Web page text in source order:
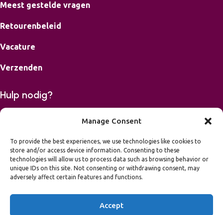
Manage Consent
To provide the best experiences, we use technologies like cookies to
store and/or access device information. Consenting to these
technologies will allow us to process data such as browsing behavior or
unique IDs on this site. Not consenting or withdrawing consent, may
adversely affect certain features and functions.
Accept
Meest gestelde vragen
Retourenbeleid
Vacature
Verzenden
Hulp nodig?
Bereikbaar op maandag, dinsdag, donderdag en vrijdag van
06 42426867
mailinfo@leukvooreenfeest.nl
Algemene voorwaarden
Toegankelijkheidsverklaring